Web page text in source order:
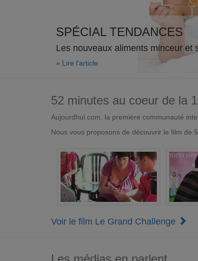
SPÉCIAL TENDANCES
Les nouveaux aliments minceur et
» Lire l'article
52 minutes au coeur de la
Aujourdhui.com, la première communauté
Nous vous proposons de découvrir le film de
Voir le film Le Grand Challenge